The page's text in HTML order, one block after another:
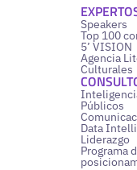
Speakers
Top 100
5’ VISION
Agencia
Culturales
Públicos
Data
Liderazgo
Programa